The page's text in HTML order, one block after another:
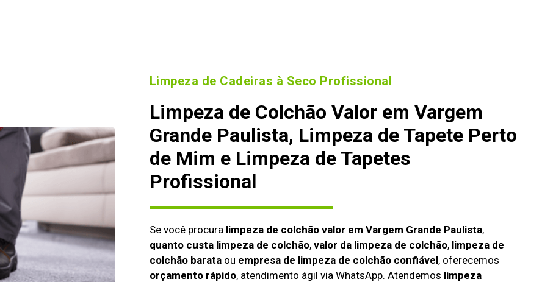
Limpeza de Cadeiras à Seco Profissional
Limpeza de Colchão Valor em Vargem
Grande Paulista, Limpeza de Tapete Perto
de Mim e Limpeza de Tapetes
Profissional
Se você procura limpeza de colchão valor em Vargem Grande Paulista,
quanto custa limpeza de colchão, valor da limpeza de colchão, limpeza de
colchão barataou empresa de limpeza de colchão confiável, oferecemos
orçamento rápido, atendimento ágil via WhatsApp. Atendemos limpeza